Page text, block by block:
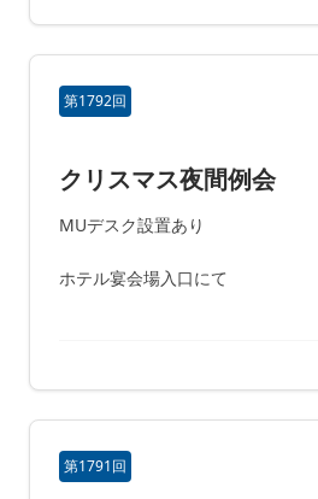
第1792回
クリスマス夜間例会
MUデスク設置あり
11:30-
ホテル宴会場入口にて
第1791回